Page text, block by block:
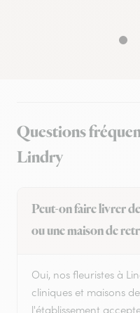
Questions
Lindry
Peut-on faire livrer
ou une maison de
Oui, nos fleuristes à
cliniques et maisons
l'établissement